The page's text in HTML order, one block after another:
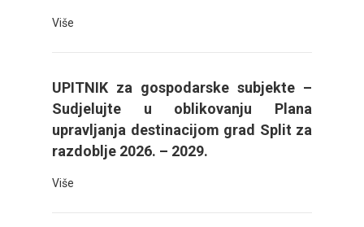
Više
UPITNIK za gospodarske subjekte –
Sudjelujte u oblikovanju Plana
upravljanja destinacijom grad Split za
razdoblje 2026. – 2029.
Više